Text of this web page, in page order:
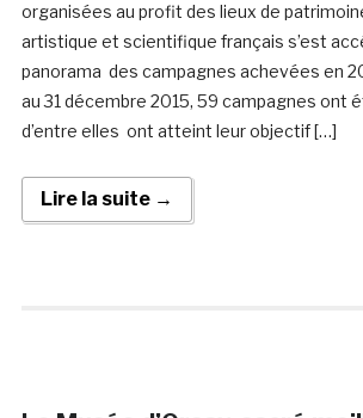
organisées au profit des lieux de
artistique et scientifique français s’est
panorama des campagnes achevées en
au 31 décembre 2015, 59 campagnes ont
d’entre elles ont atteint leur objectif […]
Lire la suite →